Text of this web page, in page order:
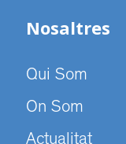
Nosaltres
Qui Som
On Som